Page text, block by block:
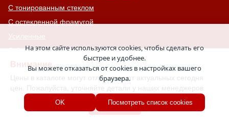
Внимание
Цены в каталоге могут отличаться от актуальных сегодня
цен. Пожалуйста, уточняйте детали у наших менеджеров.
Хорошо
С тонированным стеклом
С остекленной фрамугой
Усиленные
С большим стеклом
С широкими наличниками
Серые двери
С увеличенной и толстой коробкой
Двери с выдавленным рисунком
На этом сайте используются cookies, чтобы сделать его
быстрее и удобнее.
Вы можете отказаться от cookies в настройках вашего
браузера.
OK Посмотреть список cookies